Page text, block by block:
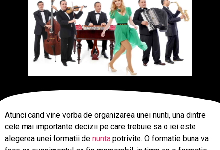
Atunci cand vine vorba de organizarea unei nunti, una dintre
cele mai importante decizii pe care trebuie sa o iei este
alegerea unei formatii de nunta potrivite. O formatie buna va